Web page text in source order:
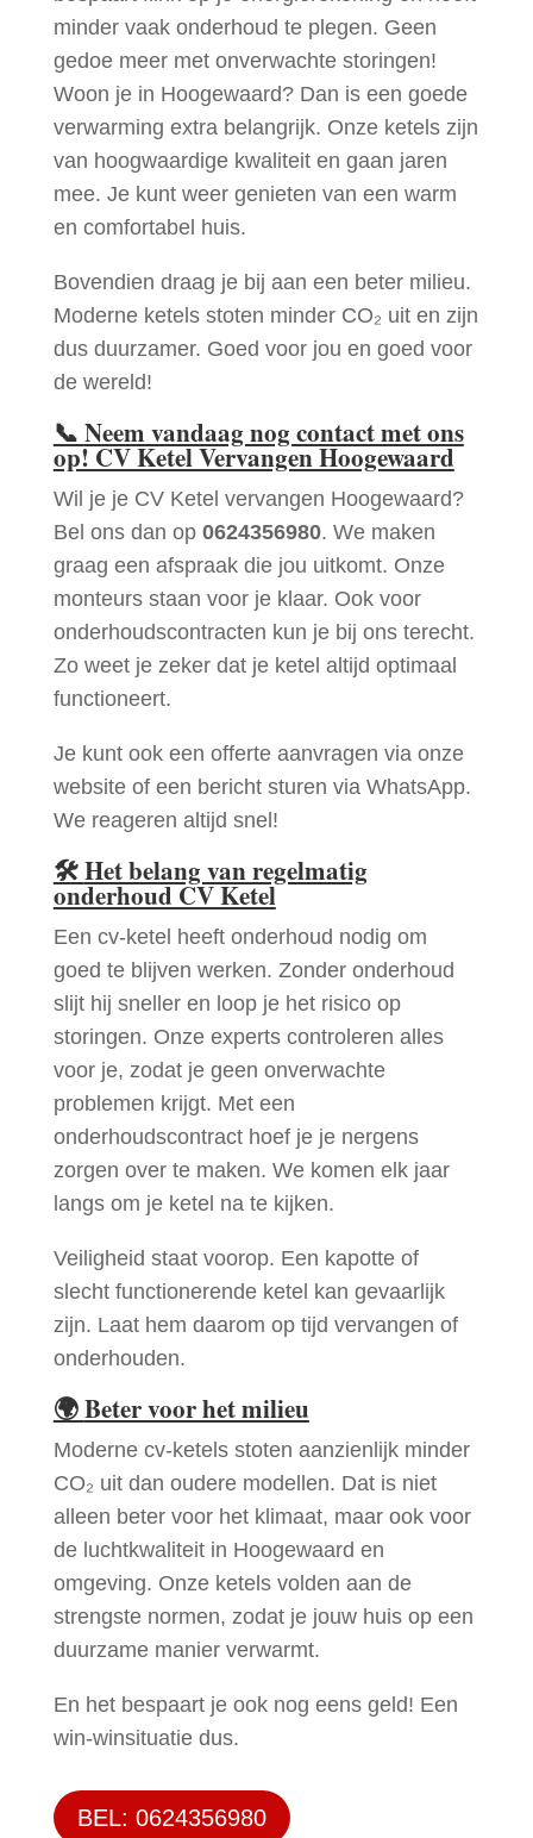
minder vaak onderhoud te plegen. Geen
gedoe meer met onverwachte storingen!
Woon je in Hoogewaard? Dan is een goede
verwarming extra belangrijk. Onze ketels zijn
van hoogwaardige kwaliteit en gaan jaren
mee. Je kunt weer genieten van een warm
en comfortabel huis.
Bovendien draag je bij aan een beter milieu.
Moderne ketels stoten minder CO₂ uit en zijn
dus duurzamer. Goed voor jou en goed voor
de wereld!
📞 Neem vandaag nog contact met ons
op! CV Ketel Vervangen Hoogewaard
Wil je je CV Ketel vervangen Hoogewaard?
Bel ons dan op 0624356980. We maken
graag een afspraak die jou uitkomt. Onze
monteurs staan voor je klaar. Ook voor
onderhoudscontracten kun je bij ons terecht.
Zo weet je zeker dat je ketel altijd optimaal
functioneert.
Je kunt ook een offerte aanvragen via onze
website of een bericht sturen via WhatsApp.
We reageren altijd snel!
🛠Het belang van regelmatig
onderhoud CV Ketel
Een cv-ketel heeft onderhoud nodig om
goed te blijven werken. Zonder onderhoud
slijt hij sneller en loop je het risico op
storingen. Onze experts controleren alles
voor je, zodat je geen onverwachte
problemen krijgt. Met een
onderhoudscontract hoef je je nergens
zorgen over te maken. We komen elk jaar
langs om je ketel na te kijken.
Veiligheid staat voorop. Een kapotte of
slecht functionerende ketel kan gevaarlijk
zijn. Laat hem daarom op tijd vervangen of
onderhouden.
🌍Beter voor het milieu
Moderne cv-ketels stoten aanzienlijk minder
CO₂ uit dan oudere modellen. Dat is niet
alleen beter voor het klimaat, maar ook voor
de luchtkwaliteit in Hoogewaard en
omgeving. Onze ketels volden aan de
strengste normen, zodat je jouw huis op een
duurzame manier verwarmt.
En het bespaart je ook nog eens geld! Een
win-winsituatie dus.
BEL: 0624356980